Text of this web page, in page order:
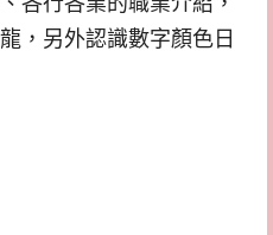
，另外認識數字顏色日